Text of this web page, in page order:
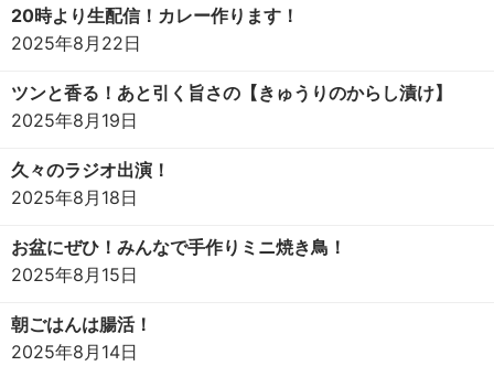
20時より生配信！カレー作ります！
2025年8月22日
ツンと香る！あと引く旨さの【きゅうりのからし漬け】
2025年8月19日
久々のラジオ出演！
2025年8月18日
お盆にぜひ！みんなで手作りミニ焼き鳥！
2025年8月15日
朝ごはんは腸活！
2025年8月14日